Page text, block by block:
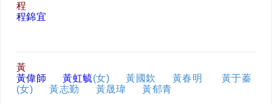
程
程錦宜
黃
黃偉師
黃虹毓(女) 黃國欽 黃春明
黃于蓁
(女)
黃志勤 黃晟瑋 黃郁青